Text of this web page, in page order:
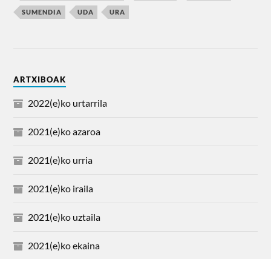
SUMENDIA UDA URA
ARTXIBOAK
2022(e)ko urtarrila
2021(e)ko azaroa
2021(e)ko urria
2021(e)ko iraila
2021(e)ko uztaila
2021(e)ko ekaina